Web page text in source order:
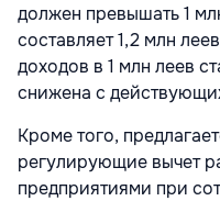
должен превышать 1
составляет 1,2 млн
доходов в 1 млн леев
снижена с
Кроме того,
регулирующие вычет
предприятиями при